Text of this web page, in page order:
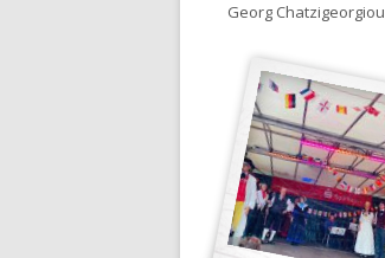
Georg Chatzigeorgiou